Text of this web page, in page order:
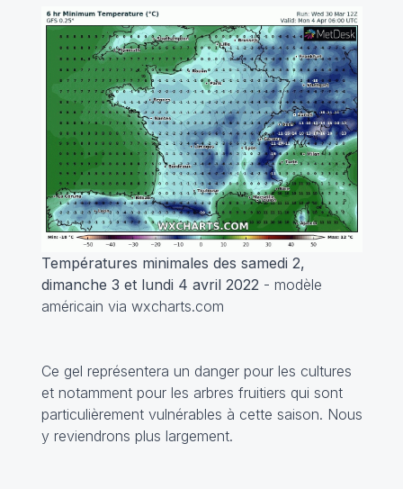
Températures minimales des samedi 2,
dimanche 3 et lundi 4 avril 2022 - modèle
américain via wxcharts.com
Ce gel représentera un danger pour les cultures
et notamment pour les arbres fruitiers qui sont
particulièrement vulnérables à cette saison. Nous
y reviendrons plus largement.